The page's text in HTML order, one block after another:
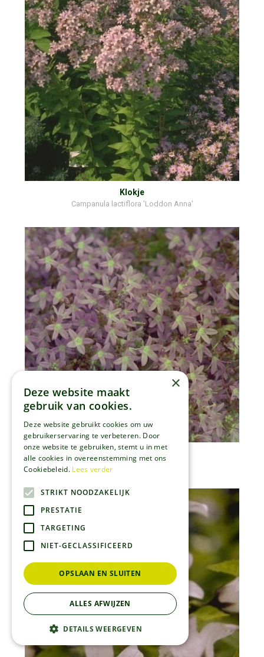
Klokje
Campanula lactiflora 'Loddon Anna'
Klokje
Campanula poscharskyana
×
Deze website maakt
gebruik van cookies.
Deze website gebruikt cookies om uw
gebruikerservaring te verbeteren. Door
onze website te gebruiken, stemt u in met
alle cookies in overeenstemming met ons
Cookiebeleid. Lees verder
STRIKT NOODZAKELIJK
PRESTATIE
TARGETING
NIET-GECLASSIFICEERD
OPSLAAN EN SLUITEN
ALLES AFWIJZEN
DETAILS WEERGEVEN